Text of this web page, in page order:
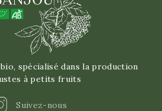
spécialisé dans la production
à petits fruits
Suivez-nous